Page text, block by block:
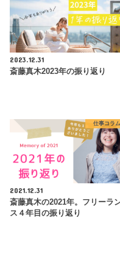
2023.12.31
斎藤真木2023年の振り返り
仕事コラム
2021.12.31
斎藤真木の2021年。フリーラ
ス４年目の振り返り